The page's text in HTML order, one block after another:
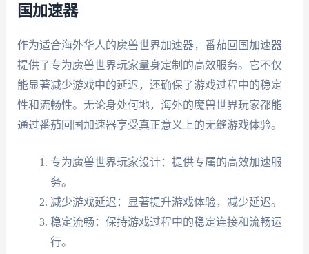
国加速器
作为适合海外华人的魔兽世界加速器，番茄回国加速器
提供了专为魔兽世界玩家量身定制的高效服务。它不仅
能显著减少游戏中的延迟，还确保了游戏过程中的稳定
性和流畅性。无论身处何地，海外的魔兽世界玩家都能
通过番茄回国加速器享受真正意义上的无缝游戏体验。
专为魔兽世界玩家设计：提供专属的高效加速服
务。
减少游戏延迟：显著提升游戏体验，减少延迟。
稳定流畅：保持游戏过程中的稳定连接和流畅运
行。